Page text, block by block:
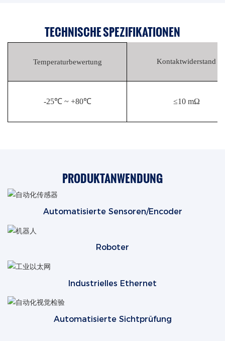
TECHNISCHE SPEZIFIKATIONEN
Temperaturbewertung Kontaktwiderstand
-25℃ ~ +80℃ ≤10 mΩ
PRODUKTANWENDUNG
Automatisierte Sensoren/Encoder
Roboter
Industrielles Ethernet
Automatisierte Sichtprüfung